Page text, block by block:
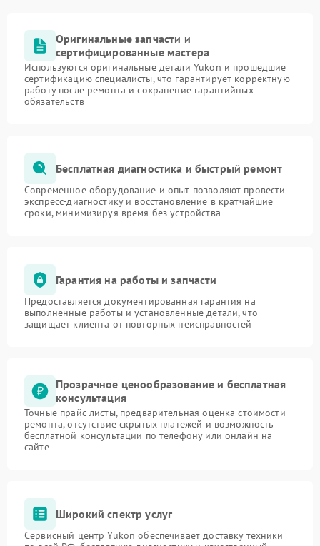
Оригинальные запчасти и
сертифицированные мастера
Используются оригинальные детали Yukon и прошедшие
сертификацию специалисты, что гарантирует корректную
работу после ремонта и сохранение гарантийных
обязательств
Бесплатная диагностика и быстрый ремонт
Современное оборудование и опыт позволяют провести
экспресс-диагностику и восстановление в кратчайшие
сроки, минимизируя время без устройства
Гарантия на работы и запчасти
Предоставляется документированная гарантия на
выполненные работы и установленные детали, что
защищает клиента от повторных неисправностей
Прозрачное ценообразование и бесплатная
консультация
Точные прайс-листы, предварительная оценка стоимости
ремонта, отсутствие скрытых платежей и возможность
бесплатной консультации по телефону или онлайн на
сайте
Широкий спектр услуг
Сервисный центр Yukon обеспечивает доставку техники